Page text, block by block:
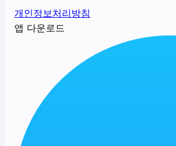
개인정보처리방침
앱 다운로드